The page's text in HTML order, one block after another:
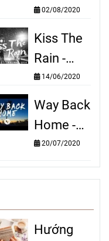
Cảm Âm
Kalimba
02/08/2020
Kiss The
Rain -
Cảm Âm
Kalimba
14/06/2020
Way Back
Home -
Cảm Âm
Kalimba
20/07/2020
Hướng